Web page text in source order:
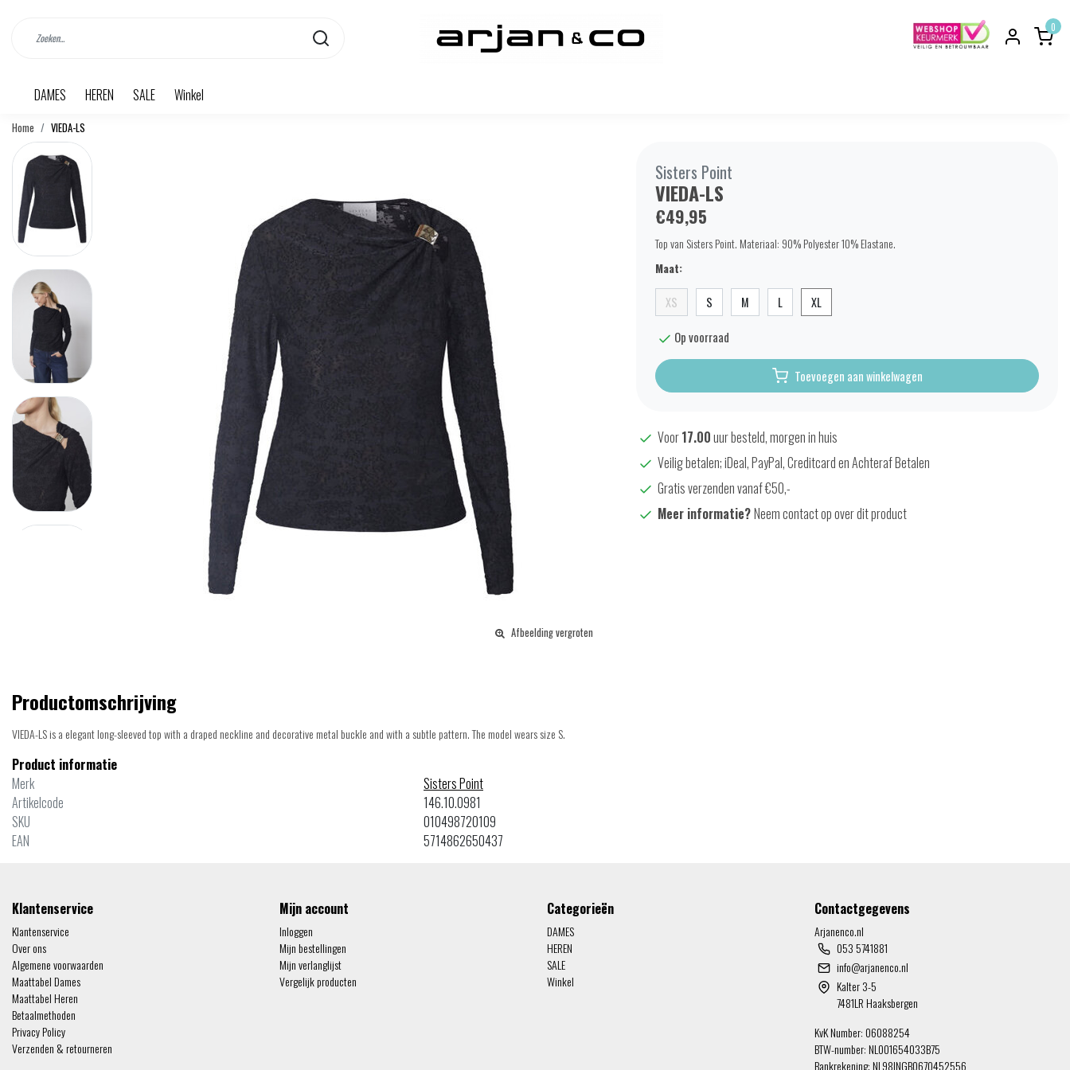
0
DAMES HEREN SALE Winkel
Home VIEDA-LS
Afbeelding vergroten
Sisters Point
VIEDA-LS
€49,95
Top van Sisters Point. Materiaal: 90% Polyester 10% Elastane.
Maat:
XS S M L XL
Op voorraad
Toevoegen aan winkelwagen
Voor17.00uur besteld, morgen in huis
Veilig betalen; iDeal, PayPal, Creditcard en Achteraf Betalen
Gratis verzenden vanaf €50,-
Meer informatie?Neem contact op over dit product
Productomschrijving
VIEDA-LS is a elegant long-sleeved top with a draped neckline and decorative metal buckle and with a subtle pattern. The model wears size S.
Product informatie
Merk
Sisters Point
Artikelcode
146.10.0981
SKU
010498720109
EAN
5714862650437
Klantenservice
Klantenservice
Over ons
Algemene voorwaarden
Maattabel Dames
Maattabel Heren
Betaalmethoden
Privacy Policy
Verzenden & retourneren
Mijn account
Inloggen
Mijn bestellingen
Mijn verlanglijst
Vergelijk producten
Categorieën
DAMES
HEREN
SALE
Winkel
Contactgegevens
Arjanenco.nl
053 5741881
info@arjanenco.nl
Kalter 3-5
7481LR Haaksbergen
KvK Number: 06088254
BTW-number: NL001654033B75
Bankrekening: NL98INGB0670452556